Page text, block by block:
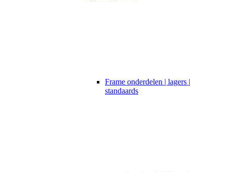
Frame onderdelen | lagers |
standaards